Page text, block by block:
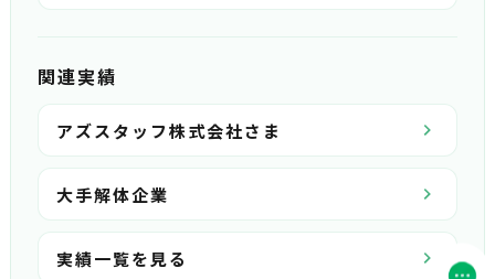
関連実績
アズスタッフ株式会社さま
大手解体企業
実績一覧を見る